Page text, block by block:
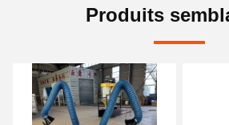
Produits